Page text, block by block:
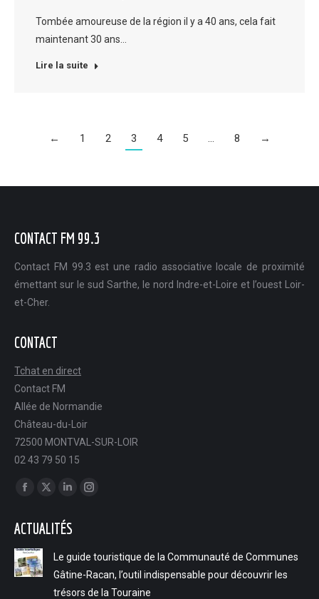
Tombée amoureuse de la région il y a 40 ans, cela fait
maintenant 30 ans…
Lire la suite
← 1 2 3 4 5 … 8 →
CONTACT FM 99.3
Contact FM 99.3 est une radio associative locale de proximité
émettant sur le sud Sarthe, le nord Indre-et-Loire et l’ouest Loir-
et-Cher.
CONTACT
Tchat en direct
Contact FM
Allée de Normandie
Château-du-Loir
72500 MONTVAL-SUR-LOIR
02 43 79 50 15
Trouvez nous sur :
Facebook
opens
in
new
window
X
opens
new
window
LinkedIn
opens
new
window
Instagram
in
new
window
ACTUALITÉS
Le guide touristique de la Communauté de Communes
Gâtine-Racan, l’outil indispensable pour découvrir les
trésors de la Touraine